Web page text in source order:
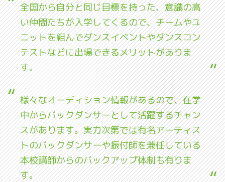
全国から自分と同じ目標を持った、意識の高
い仲間たちが入学してくるので、チームやユ
ニットを組んでダンスイベントやダンスコン
テストなどに出場できるメリットがありま
す。
様々なオーディション情報があるので、在学
中からバックダンサーとして活躍するチャン
スがあります。実力次第では有名アーティス
トのバックダンサーや振付師を兼任している
本校講師からのバックアップ体制も有りま
す。